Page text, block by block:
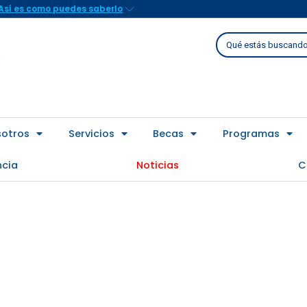
es como puedes saberlo
Buscar
Servicios Becas Programas
Noticias